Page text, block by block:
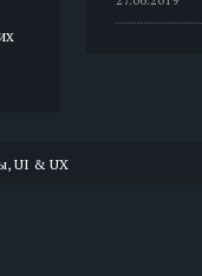
UI & UX